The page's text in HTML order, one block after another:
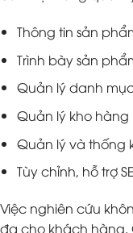
Thông tin sản
Trình bày sản
Quản lý danh
Quản lý kho hàng
Quản lý và thống
Tùy chỉnh, hỗ trợ
Việc nghiên cứu
đa cho khách hàng.